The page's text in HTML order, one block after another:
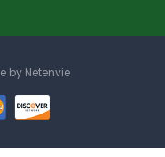
by Netenvie